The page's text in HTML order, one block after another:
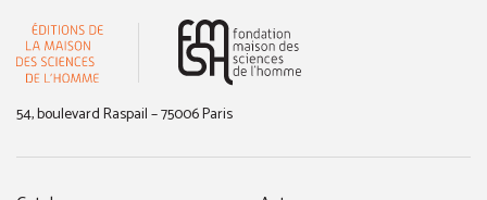
54, boulevard Raspail – 75006 Paris